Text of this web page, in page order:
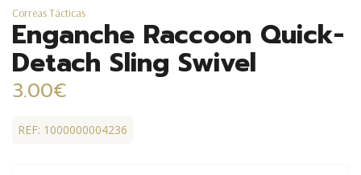
Correas Tácticas
Enganche Raccoon Quick-
Detach Sling Swivel
3.00€
REF: 1000000004236